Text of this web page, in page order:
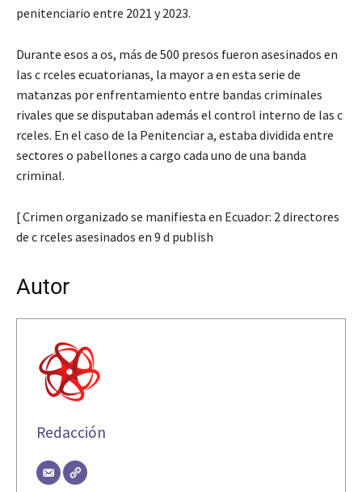
penitenciario entre 2021 y 2023.
Durante esos a os, más de 500 presos fueron asesinados en
las c rceles ecuatorianas, la mayor a en esta serie de
matanzas por enfrentamiento entre bandas criminales
rivales que se disputaban además el control interno de las c
rceles. En el caso de la Penitenciar a, estaba dividida entre
sectores o pabellones a cargo cada uno de una banda
criminal.
[ Crimen organizado se manifiesta en Ecuador: 2 directores
de c rceles asesinados en 9 d publish
Autor
Redacción